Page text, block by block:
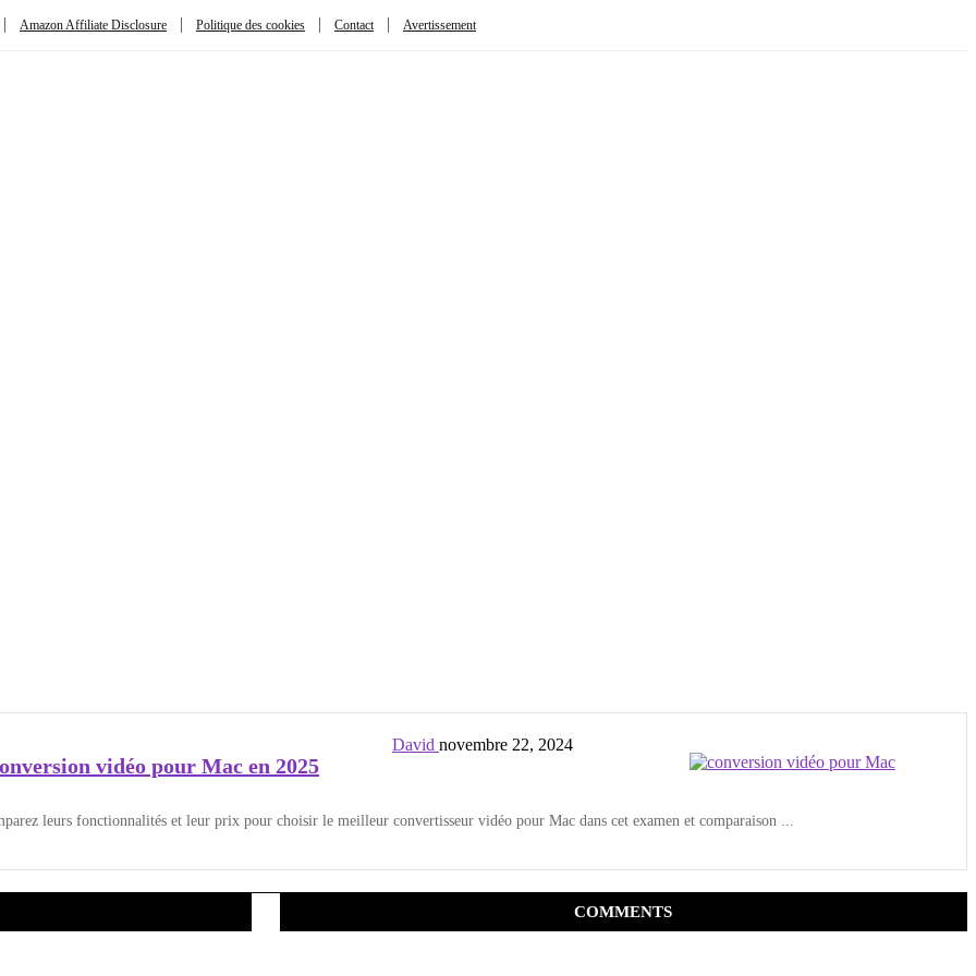
Amazon Affiliate Disclosure Politique des cookies Contact Avertissement
vidéo pour Mac en 2025
David novembre 22, 2024
leurs fonctionnalités et leur prix pour choisir le meilleur convertisseur vidéo pour Mac dans cet examen et comparaison ...
COMMENTS